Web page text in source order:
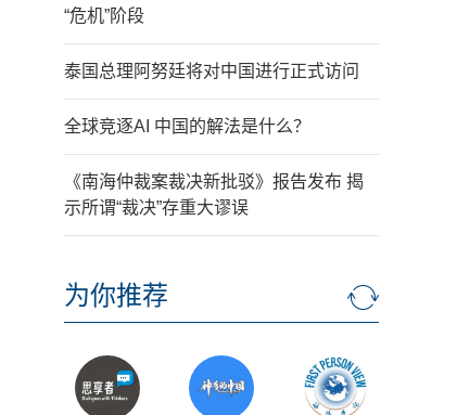
“危机”阶段
泰国总理阿努廷将对中国进行正式访问
全球竞逐AI 中国的解法是什么？
《南海仲裁案裁决新批驳》报告发布 揭
示所谓“裁决”存重大谬误
为你推荐